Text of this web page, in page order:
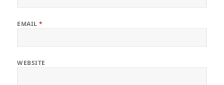
EMAIL*
WEBSITE